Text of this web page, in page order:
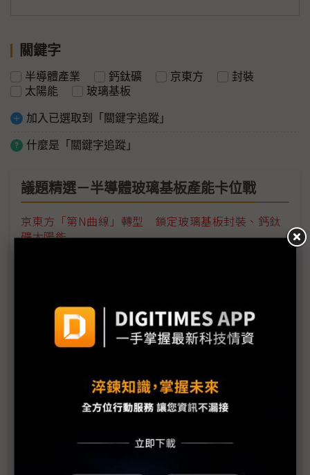
關鍵字
半導體產業 鈣鈦礦 京東方
封裝
太陽能
玻璃基板
加入已選取到「關鍵字追蹤」
什麼是「關鍵字追蹤」
議題精選－半導體玻璃基板產能卡位戰
京東方「第N曲線」轉型 鎖定玻璃基板封裝、鈣鈦
礦太陽能
Absolics傳大動作擴產半導體玻璃基板 迎戰市場需
英特爾擬放棄玻璃基板自研 轉向採購外部方案
Innotek交鋒